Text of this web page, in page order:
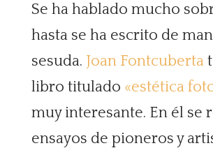
Se ha hablado mucho
hasta se ha escrito de
sesuda. Joan Fontcuberta
libro titulado «estética
muy interesante. En él se
ensayos de pioneros y